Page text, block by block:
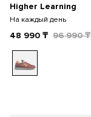
Higher Learning
На каждый день
48 990 ₸ 96 990₸